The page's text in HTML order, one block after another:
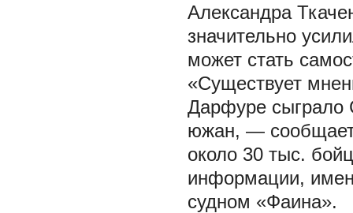
Александра
значительно
может стать
«Существует
Дарфуре сыграло
южан, —
около 30 тыс.
информации,
судном «Фаина».